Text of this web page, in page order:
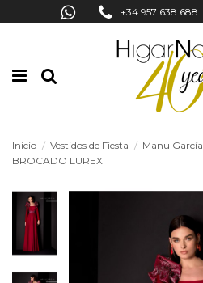
+34 957 638 688
Inicio Vestidos de Fiesta Manu García
BROCADO LUREX